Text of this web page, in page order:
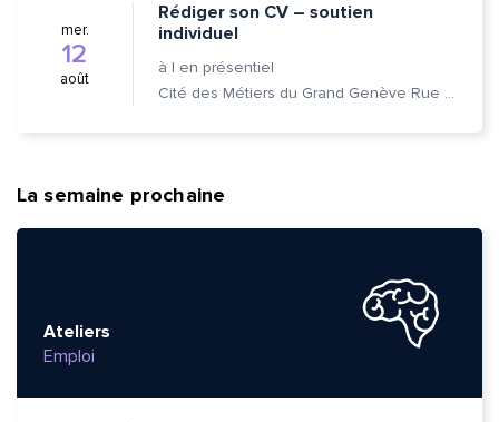
mer.
12
août
Rédiger son CV – soutien
individuel
à | en présentiel
Cité des Métiers du Grand Genève Rue Prévost-Martin 6 1205 Genève
La semaine prochaine
Ateliers
Emploi